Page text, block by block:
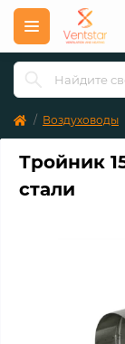
Воздуховоды
Тройник
стали